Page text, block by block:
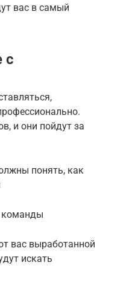
вас в самый
с
и они пойдут за
понять, как
команды
вас выработанной
искать